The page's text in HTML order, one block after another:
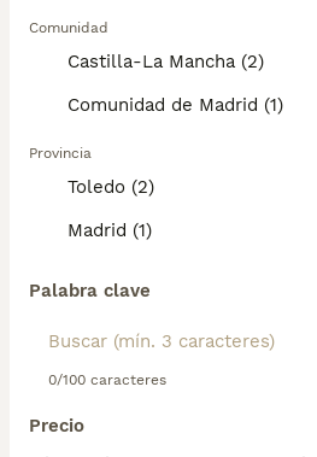
Comunidad
Castilla-La Mancha (2)
Comunidad de Madrid (1)
Provincia
Toledo (2)
Madrid (1)
Palabra clave
0/100 caracteres
Precio